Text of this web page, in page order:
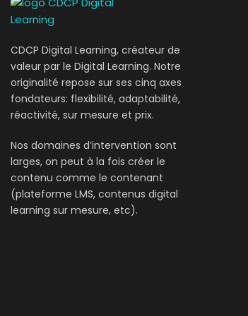
CDCP Digital Learning, créateur de
valeur par le Digital Learning. Notre
originalité repose sur ses cinq axes
fondateurs: flexibilité, adaptabilité,
réactivité, sur mesure et prix.
Nos domaines d’intervention sont
larges, on peut à la fois créer le
contenu comme le contenant
(plateforme LMS, contenus digital
learning sur mesure, etc).